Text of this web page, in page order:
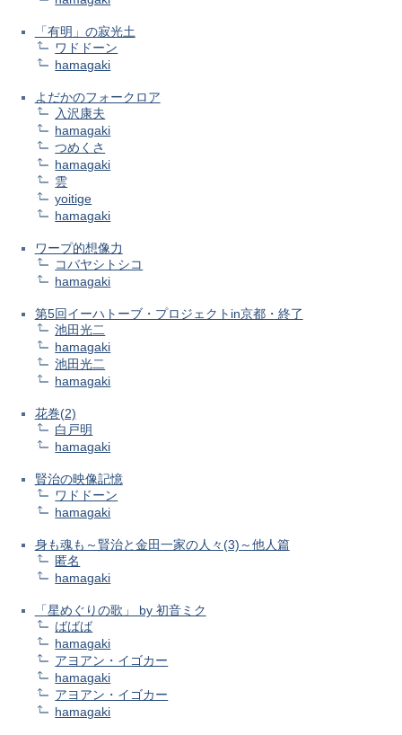
「有明」の寂光土
ワドドーン
hamagaki
よだかのフォークロア
入沢康夫
hamagaki
つめくさ
hamagaki
雲
yoitige
hamagaki
ワープ的想像力
コバヤシトシコ
hamagaki
第5回イーハトーブ・プロジェクトin京都・終了
池田光二
hamagaki
池田光二
hamagaki
花巻(2)
白戸明
hamagaki
賢治の映像記憶
ワドドーン
hamagaki
身も魂も～賢治と金田一家の人々(3)～他人篇
匿名
hamagaki
「星めぐりの歌」 by 初音ミク
ばばば
hamagaki
アヨアン・イゴカー
hamagaki
アヨアン・イゴカー
hamagaki